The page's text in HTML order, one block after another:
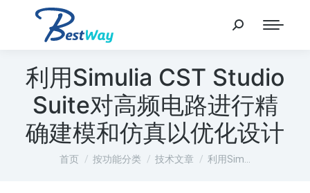
利用Simulia CST Studio
Suite对高频电路进行精
确建模和仿真以优化设计
您在这里：
首页 按功能分类 技术文章 利用Sim…